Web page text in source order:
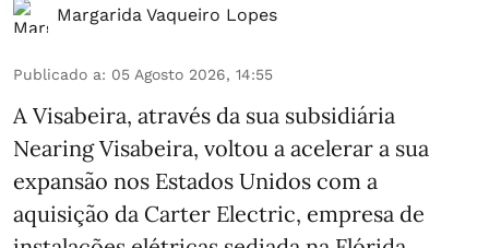
Margarida Vaqueiro Lopes
Publicado a: 05 Agosto 2026, 14:55
A Visabeira, através da sua subsidiária
Nearing Visabeira, voltou a acelerar a sua
expansão nos Estados Unidos com a
aquisição da Carter Electric, empresa de